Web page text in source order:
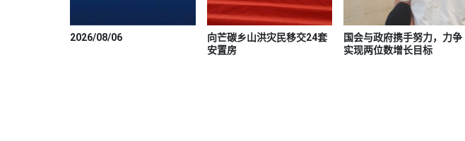
2026/08/06
向芒碳乡山洪灾民移交24套
安置房
国会与政府携手努力，力争
实现两位数增长目标